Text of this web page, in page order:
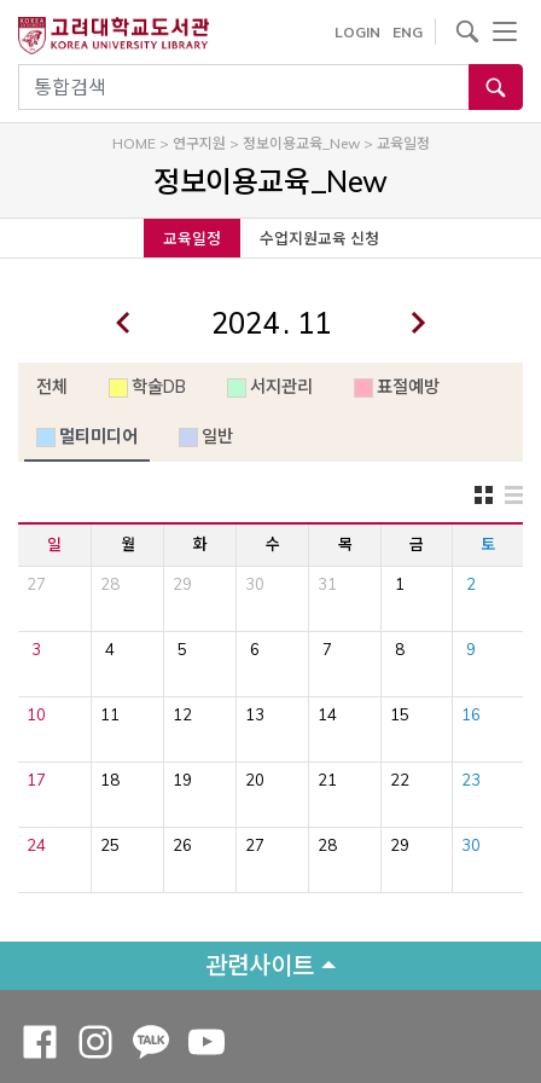
건
기
통합검색
LOGIN ENG
사이트내 검색
HOME> 연구지원 > 정보이용교육_New> 교육일정
정보이용교육_New
교육일정 수업지원교육 신청
.
전체 학술DB 서지관리 표절예방
멀티미디어 일반
일 월 화 수 목 금 토
27 28 29 30 31 1 2
3 4 5 6 7 8 9
10 11 12 13 14 15 16
17 18 19 20 21 22 23
24 25 26 27 28 29 30
관련사이트
Opens a new window
Opens a new window
Opens a new window